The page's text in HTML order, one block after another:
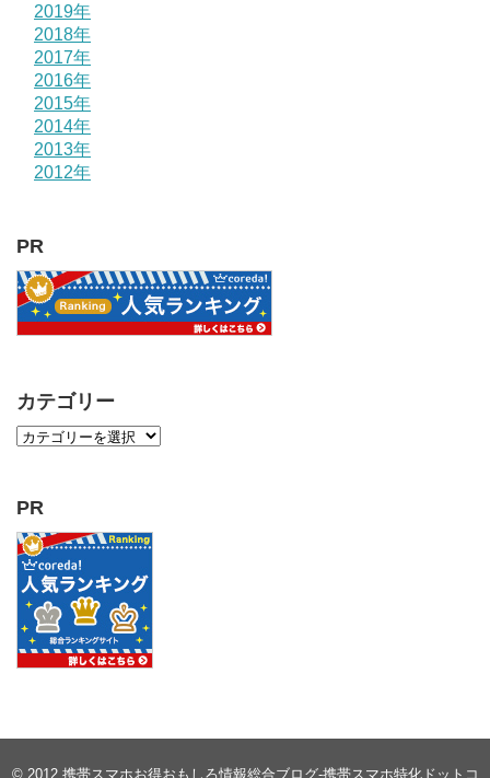
2019年
2018年
2017年
2016年
2015年
2014年
2013年
2012年
PR
カテゴリー
PR
© 2012 携帯スマホお得おもしろ情報総合ブログ-携帯スマホ特化ドットコ